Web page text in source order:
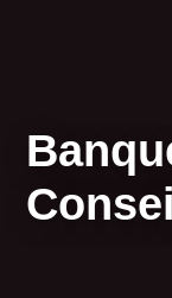
Conseil